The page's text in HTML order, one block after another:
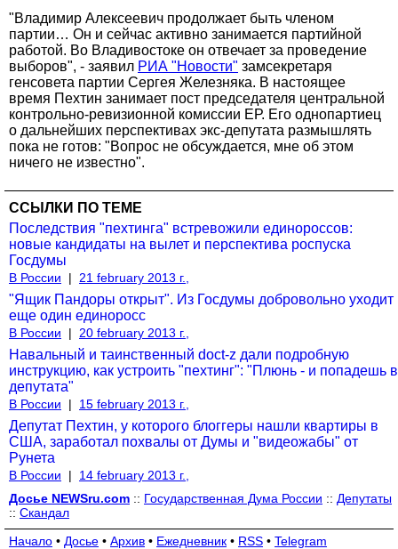
"Владимир Алексеевич продолжает быть членом
партии… Он и сейчас активно занимается партийной
работой. Во Владивостоке он отвечает за проведение
выборов", - заявил РИА "Новости" замсекретаря
генсовета партии Сергея Железняка. В настоящее
время Пехтин занимает пост председателя центральной
контрольно-ревизионной комиссии ЕР. Его однопартиец
о дальнейших перспективах экс-депутата размышлять
пока не готов: "Вопрос не обсуждается, мне об этом
ничего не известно".
ССЫЛКИ ПО ТЕМЕ
Последствия "пехтинга" встревожили единороссов:
новые кандидаты на вылет и перспектива роспуска
Госдумы
В России | 21 february 2013 г.,
"Ящик Пандоры открыт". Из Госдумы добровольно уходит
еще один единоросс
В России | 20 february 2013 г.,
Навальный и таинственный doct-z дали подробную
инструкцию, как устроить "пехтинг": "Плюнь - и попадешь в
депутата"
В России | 15 february 2013 г.,
Депутат Пехтин, у которого блоггеры нашли квартиры в
США, заработал похвалы от Думы и "видеожабы" от
Рунета
В России |
14 february 2013 г.,
Досье NEWSru.com :: Государственная Дума России :: Депутаты
:: Скандал
Начало • Досье • Архив • Ежедневник • RSS • Telegram